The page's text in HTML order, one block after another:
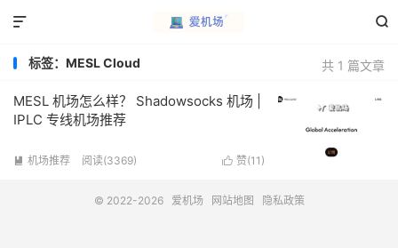


共 1 篇文章
标签：MESL Cloud
MESL 机场怎么样？ Shadowsocks 机场 |
IPLC 专线机场推荐
 赞(11 )
 机场推荐 阅读(3369)
© 2022-2026 爱机场 网站地图 隐私政策